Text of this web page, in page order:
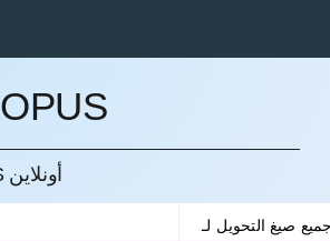
تحويل CDDA إلى OPUS
حوّل ملفات CDDA إلى OPUS أونلاين